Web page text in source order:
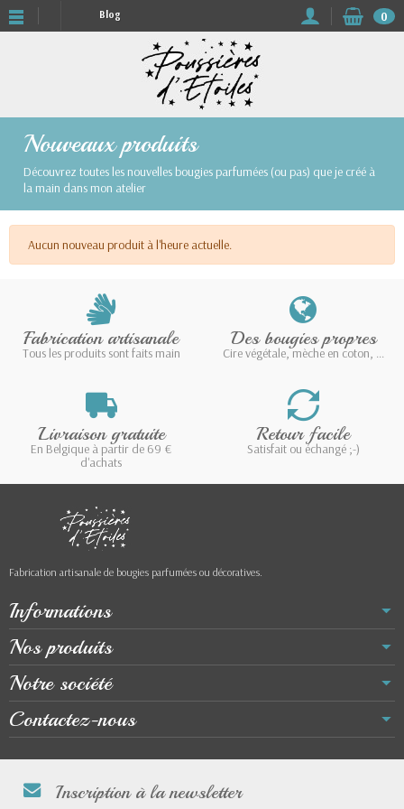
Blog 0
Nouveaux produits
Découvrez toutes les nouvelles bougies parfumées (ou pas) que je créé à
la main dans mon atelier
Aucun nouveau produit à l'heure actuelle.
Fabrication artisanale
Tous les produits sont faits main
Des bougies propres
Cire végétale, mèche en coton, ...
Livraison gratuite
En Belgique à partir de 69 €
d'achats
Retour facile
Satisfait ou échangé ;-)
Fabrication artisanale de bougies parfumées ou décoratives.
Informations
Nos produits
Notre société
Contactez-nous
Inscription à la newsletter